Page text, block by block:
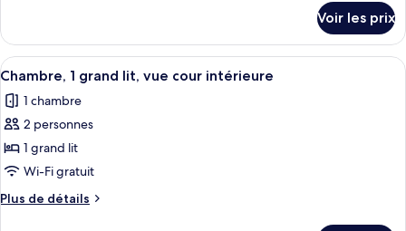
1
grand
lit
et
canapé-
lit,
vue
montagne
le
type
de
Chambre
Familiale,
grand
lit
1
Voir les prix
Afficher
toutes
les
photos
pour
ce
type
de
Un lit bien fait, avec du linge de lit
4
Chambre, 1 grand lit, vue cour intérieure
1 chambre
2 personnes
1 grand lit
Wi-Fi gratuit
Plus de détails
Plus